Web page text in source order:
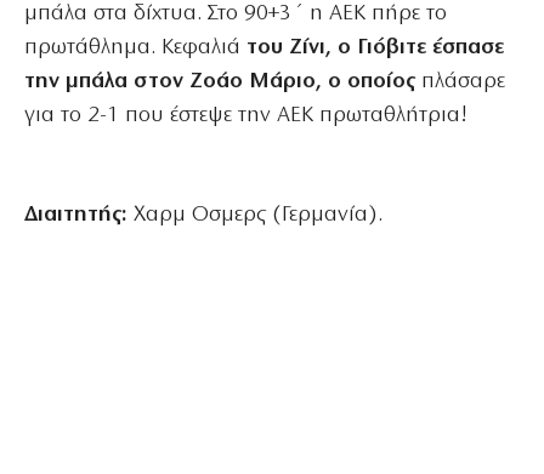
μπάλα στα δίχτυα. Στο 90+3΄ η ΑΕΚ πήρε το
πρωτάθλημα. Κεφαλιά του Ζίνι, ο Γιόβιτε έσπασε
την μπάλα στον Ζοάο Μάριο, ο οποίος πλάσαρε
για το 2-1 που έστεψε την ΑΕΚ πρωταθλήτρια!
Διαιτητής: Χαρμ Οσμερς (Γερμανία).